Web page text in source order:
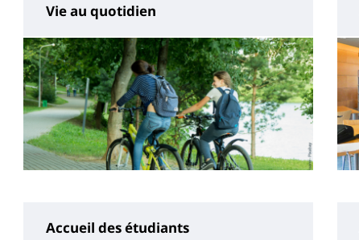
Vie au quotidien
Accueil des étudiants